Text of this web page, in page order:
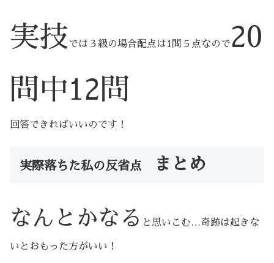
実技では３級の場合配点は1問５点なので 20
問中12問
回答できればいいのです！
実際落ちた私の反省点 まとめ
なんとかなる と思いこむ…奇跡は起きな
いとおもった方がいい！